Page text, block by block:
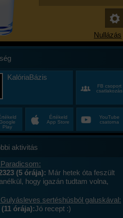
KalóriaBázis
FB csoport
csatlakozás
Play
Értékeld
App Store
YouTube
csatorna
aktivitás
(5 órája): Már hetek óta feszült
hogy igazán tudtam volna,
éveim közepén egyszer csak
minden, ami régen izgalmas
sertéshúsból galuskával:
órája):Jó recept :)